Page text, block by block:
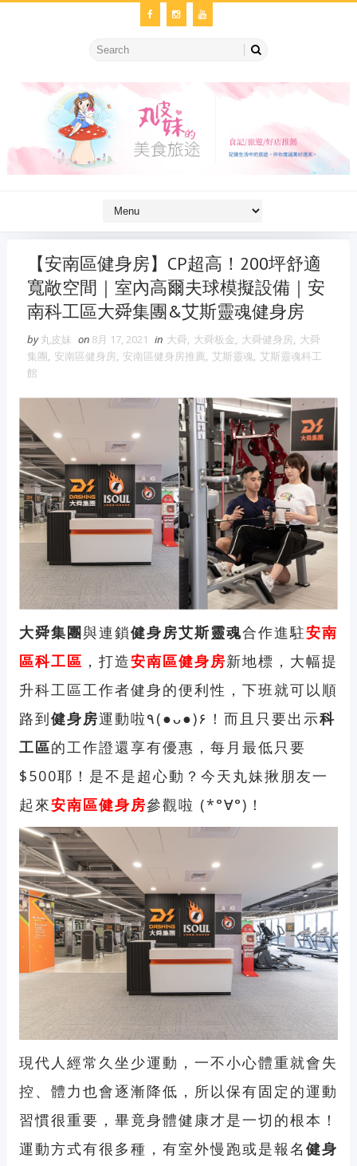
【安南區健身房】CP超高！200坪舒適
寬敞空間｜室內高爾夫球模擬設備｜安
南科工區大舜集團&艾斯靈魂健身房
by 丸皮妹 on 8月 17, 2021 in 大舜, 大舜板金, 大舜健身房, 大舜
集團, 安南區健身房, 安南區健身房推薦, 艾斯靈魂, 艾斯靈魂科工
館
大舜集團與連鎖健身房艾斯靈魂合作進駐安南
區科工區 ，打造安南區健身房新地標，大幅提
升科工區工作者健身的便利性，下班就可以順
路到健身房 運動啦٩(●ᴗ●)۶！而且只要出示科
工區的工作證還享有優惠，每月最低只要
$500耶！是不是超心動？今天丸妹揪朋友一
起來安南區健身房參觀啦 (*°∀°)！
現代人經常久坐少運動，一不小心體重就會失
控、體力也會逐漸降低，所以保有固定的運動
習慣很重要，畢竟身體健康才是一切的根本！
運動方式有很多種，有室外慢跑或是報名 健身